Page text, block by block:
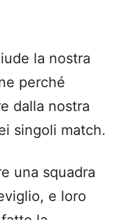
la nostra
perché
dalla nostra
singoli match.
una squadra
e loro